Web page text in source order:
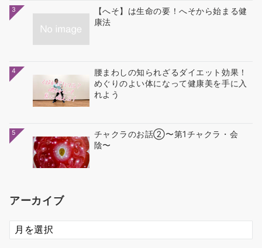
3
【へそ】は生命の要！へそから始まる健
康法
4
腰まわしの知られざるダイエット効果！
めぐりのよい体になって健康美を手に入
れよう
5
チャクラのお話②〜第1チャクラ・会
陰〜
アーカイブ
ア
ー